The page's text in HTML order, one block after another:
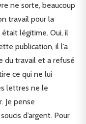
ne sorte, beaucoup
travail pour la
légitime. Oui, il
publication, il l’a
du travail et a refusé
ce qui ne lui
lettres ne le
Je pense
d’argent. Pour